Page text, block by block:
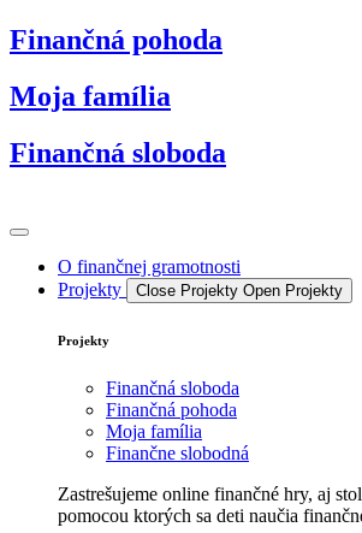
Preskočiť
na
Finančná pohoda
Moja família
Finančná sloboda
O finančnej gramotnosti
Projekty
Close Projekty Open Projekty
Projekty
Finančná sloboda
Finančná pohoda
Moja família
Finančne slobodná
Zastrešujeme online finančné hry, aj
pomocou ktorých sa deti naučia